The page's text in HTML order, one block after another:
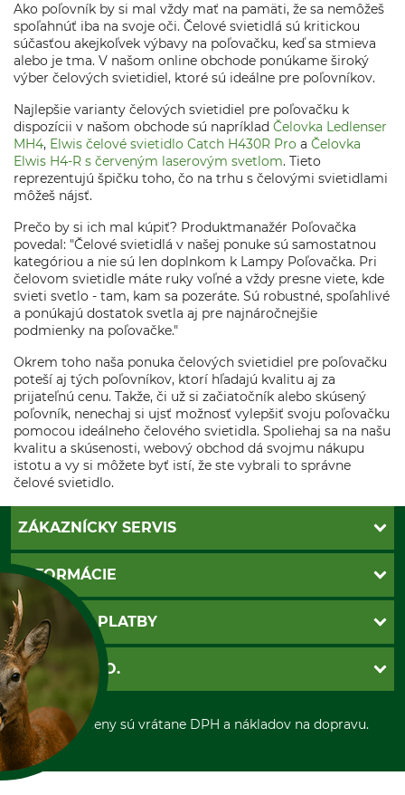
Ako poľovník by si mal vždy mať na pamäti, že sa nemôžeš
spoľahnúť iba na svoje oči. Čelové svietidlá sú kritickou
súčasťou akejkoľvek výbavy na poľovačku, keď sa stmieva
alebo je tma. V našom online obchode ponúkame široký
výber čelových svietidiel, ktoré sú ideálne pre poľovníkov.
Najlepšie varianty čelových svietidiel pre poľovačku k
dispozícii v našom obchode sú napríklad Čelovka Ledlenser
MH4, Elwis čelové svietidlo Catch H430R Pro a Čelovka
Elwis H4-R s červeným laserovým svetlom. Tieto
reprezentujú špičku toho, čo na trhu s čelovými svietidlami
môžeš nájsť.
Prečo by si ich mal kúpiť? Produktmanažér Poľovačka
povedal: "Čelové svietidlá v našej ponuke sú samostatnou
kategóriou a nie sú len doplnkom k Lampy Poľovačka. Pri
čelovom svietidle máte ruky voľné a vždy presne viete, kde
svieti svetlo - tam, kam sa pozeráte. Sú robustné, spoľahlivé
a ponúkajú dostatok svetla aj pre najnáročnejšie
podmienky na poľovačke."
Okrem toho naša ponuka čelových svietidiel pre poľovačku
poteší aj tých poľovníkov, ktorí hľadajú kvalitu aj za
prijateľnú cenu. Takže, či už si začiatočník alebo skúsený
poľovník, nenechaj si ujsť možnosť vylepšiť svoju poľovačku
pomocou ideálneho čelového svietidla. Spoliehaj sa na našu
kvalitu a skúsenosti, webový obchod dá svojmu nákupu
istotu a vy si môžete byť istí, že ste vybrali to správne
čelové svietidlo.
ZÁKAZNÍCKY SERVIS
Kontakt
Katalógy
Newsletter
Nastavenia súborov cookie
INFORMÁCIE
Povinné údaje
Obchodné podmienky
Ochrana osobnych udajov
Otváracie hodiny
Zrušenie objednávky
SPÔSOBY PLATBY
Dobierka
Platba vopred
Sepa-inkaso
Osobný odber
GRUBE S.R.O.
O nás
Predajňa
Kolektív GRUBE
Naše pobočky v Európe
*Všetky ceny sú vrátane DPH a nákladov na dopravu.
SUŠIENKY?